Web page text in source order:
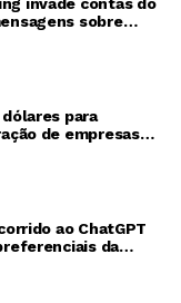
invade contas do
sobre
para
de empresas
artificial
ao ChatGPT
da